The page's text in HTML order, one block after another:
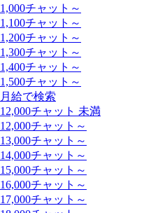
1,000チャット～
1,100チャット～
1,200チャット～
1,300チャット～
1,400チャット～
1,500チャット～
月給で検索
12,000チャット 未満
12,000チャット～
13,000チャット～
14,000チャット～
15,000チャット～
16,000チャット～
17,000チャット～